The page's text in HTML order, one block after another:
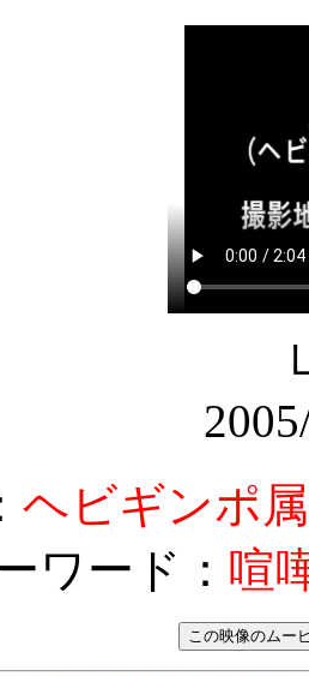
ヘビギンポ
ワード： 喧